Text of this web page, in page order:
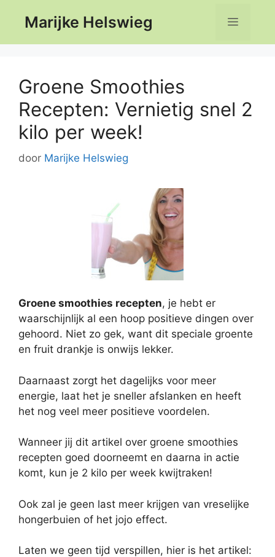
Marijke Helswieg Menu
Groene Smoothies
Recepten: Vernietig snel 2
kilo per week!
door Marijke Helswieg
Groene smoothies recepten, je hebt er
waarschijnlijk al een hoop positieve dingen over
gehoord. Niet zo gek, want dit speciale groente
en fruit drankje is onwijs lekker.
Daarnaast zorgt het dagelijks voor meer
energie, laat het je sneller afslanken en heeft
het nog veel meer positieve voordelen.
Wanneer jij dit artikel over groene smoothies
recepten goed doorneemt en daarna in actie
komt, kun je 2 kilo per week kwijtraken!
Ook zal je geen last meer krijgen van vreselijke
hongerbuien of het jojo effect.
Laten we geen tijd verspillen, hier is het artikel: